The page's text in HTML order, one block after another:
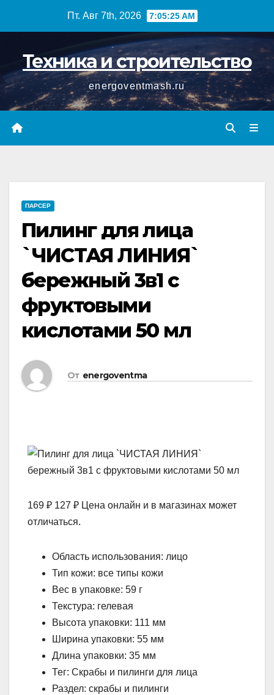
Пт. Авг 7th, 2026 7:05:26 AM
Техника и строительство
energoventmash.ru
ПАРСЕР
Пилинг для лица
`ЧИСТАЯ ЛИНИЯ`
бережный 3в1 с
фруктовыми
кислотами 50 мл
От energoventma
169 ₽ 127 ₽ Цена онлайн и в магазинах может
отличаться.
Область использования: лицо
Тип кожи: все типы кожи
Вес в упаковке: 59 г
Текстура: гелевая
Высота упаковки: 111 мм
Ширина упаковки: 55 мм
Длина упаковки: 35 мм
Тег: Скрабы и пилинги для лица
Раздел: скрабы и пилинги